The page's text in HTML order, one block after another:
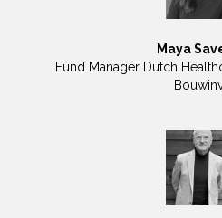
Maya
Fund Manager Dutch